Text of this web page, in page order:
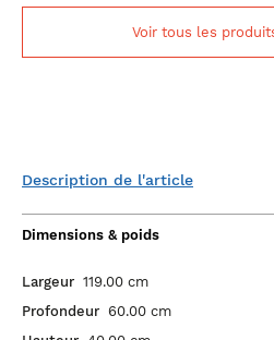
Voir tous les
Description de l'article
Dimensions & poids
Largeur 119.00 cm
Profondeur 60.00 cm